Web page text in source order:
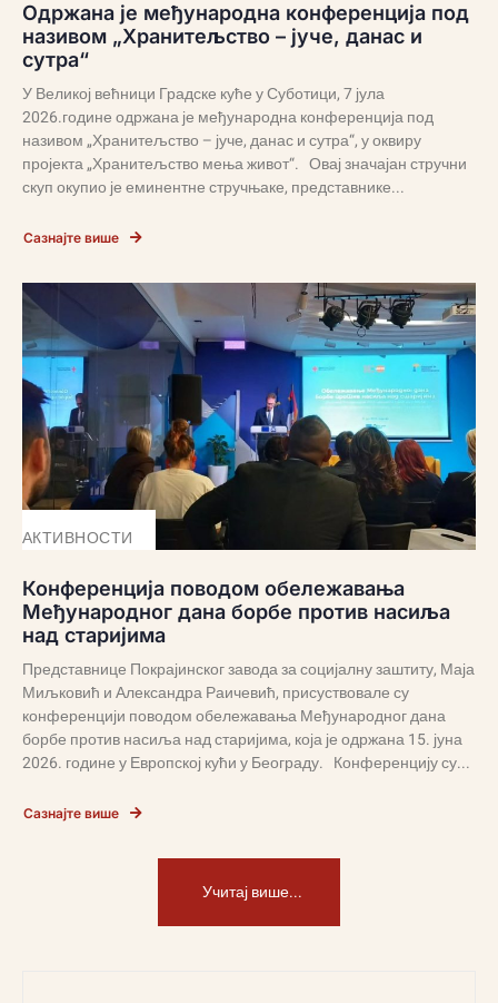
Одржана је међународна конференција под
називом „Хранитељство – јуче, данас и
сутра“
У Великој већници Градске куће у Суботици, 7 јула
2026.године одржана је међународна конференција под
називом „Хранитељство – јуче, данас и сутра“, у оквиру
пројекта „Хранитељство мења живот“. Овај значајан стручни
скуп окупио је еминентне стручњаке, представнике...
Сазнајте више
АКТИВНОСТИ
Конференција поводом обележавања
Међународног дана борбе против насиља
над старијима
Представнице Покрајинског завода за социјалну заштиту, Маја
Миљковић и Александра Раичевић, присуствовале су
конференцији поводом обележавања Међународног дана
борбе против насиља над старијима, која је одржана 15. јуна
2026. године у Европској кући у Београду. Конференцију су...
Сазнајте више
Учитај више...